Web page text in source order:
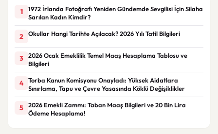
1
1972 İrlanda Fotoğrafı Yeniden Gündemde Sevgilisi İçin Silaha
Sarılan Kadın Kimdir?
2 Okullar Hangi Tarihte Açılacak? 2026 Yılı Tatil Bilgileri
3
2026 Ocak Emeklilik Temel Maaş Hesaplama Tablosu ve
Bilgileri
4
Torba Kanun Komisyonu Onayladı: Yüksek Aidatlara
Sınırlama, Tapu ve Çevre Yasasında Köklü Değişiklikler
5
2026 Emekli Zammı: Taban Maaş Bilgileri ve 20 Bin Lira
Ödeme Hesaplama!